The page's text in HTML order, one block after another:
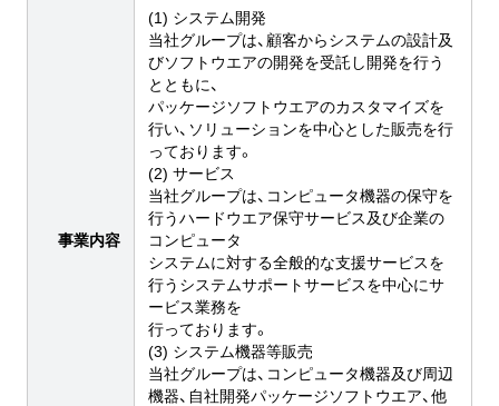
事業内容
(1) システム開発
当社グループは、顧客からシステムの設計及
びソフトウエアの開発を受託し開発を行う
とともに、
パッケージソフトウエアのカスタマイズを
行い、ソリューションを中心とした販売を行
っております。
(2) サービス
当社グループは、コンピュータ機器の保守を
行うハードウエア保守サービス及び企業の
コンピュータ
システムに対する全般的な支援サービスを
行うシステムサポートサービスを中心にサ
ービス業務を
行っております。
(3) システム機器等販売
当社グループは、コンピュータ機器及び周辺
機器、自社開発パッケージソフトウエア、他